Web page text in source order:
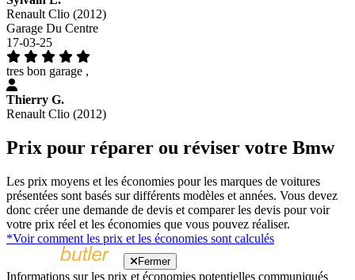
Renault Clio (2012)
Garage Du Centre
17-03-25
tres bon garage ,
Thierry G.
Renault Clio (2012)
Prix pour réparer ou réviser votre Bmw
Les prix moyens et les économies pour les marques de voitures
présentées sont basés sur différents modèles et années. Vous devez
donc créer une demande de devis et comparer les devis pour voir
votre prix réel et les économies que vous pouvez réaliser.
*Voir comment les prix et les économies sont calculés
Fermer
Informations sur les prix et économies potentielles communiqués